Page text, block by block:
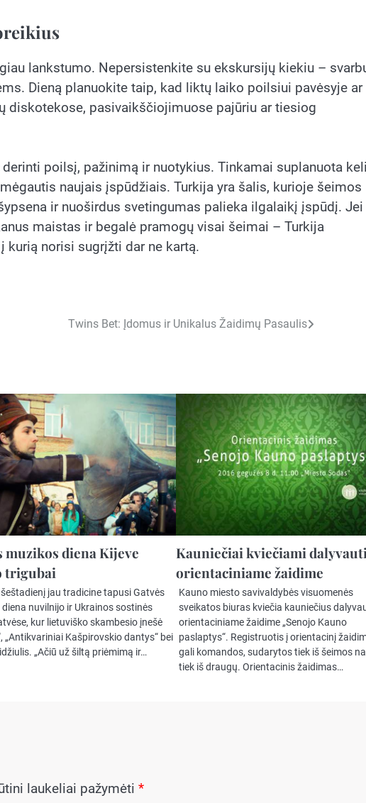
lankstumo. Nepersistenkite su ekskursijų kiekiu –
Dieną planuokite taip, kad liktų laiko poilsiui pavėsyje ar
diskotekose, pasivaikščiojimuose pajūriu ar tiesiog
poilsį, pažinimą ir nuotykius. Tinkamai suplanuota
naujais įspūdžiais. Turkija yra šalis, kurioje šeimos
ir nuoširdus svetingumas palieka ilgalaikį įspūdį. Jei
maistas ir begalė pramogų visai šeimai – Turkija
kurią norisi sugrįžti dar ne kartą.
Twins Bet: Įdomus ir Unikalus Žaidimų Pasaulis
muzikos diena Kijeve
trigubai
jau tradicine tapusi Gatvės
nuvilnijo ir Ukrainos sostinės
kur lietuviško skambesio įnešė
„Antikvariniai Kašpirovskio dantys“ bei
„Ačiū už šiltą priėmimą ir…
Kauniečiai kviečiami
orientaciniame žaidime
Kauno miesto savivaldybės visuomenės
sveikatos biuras kviečia kauniečius
orientaciniame žaidime „Senojo Kauno
paslaptys“. Registruotis į orientacinį
gali komandos, sudarytos tiek iš šeimos
tiek iš draugų. Orientacinis žaidimas…
laukeliai pažymėti *